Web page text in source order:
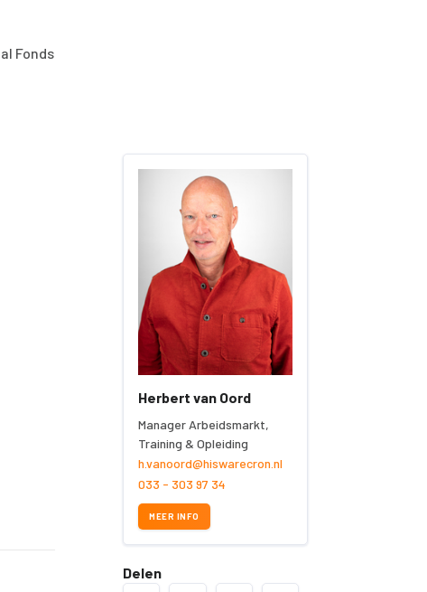
Fonds
Herbert van Oord
Manager Arbeidsmarkt,
Training & Opleiding
h.vanoord@hiswarecron.nl
033 - 303 97 34
MEER INFO
Delen